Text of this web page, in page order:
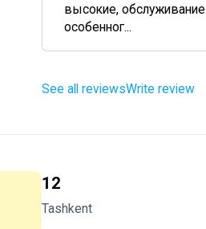
высокие,
особенног...
See all reviewsWrite review
12
Tashkent